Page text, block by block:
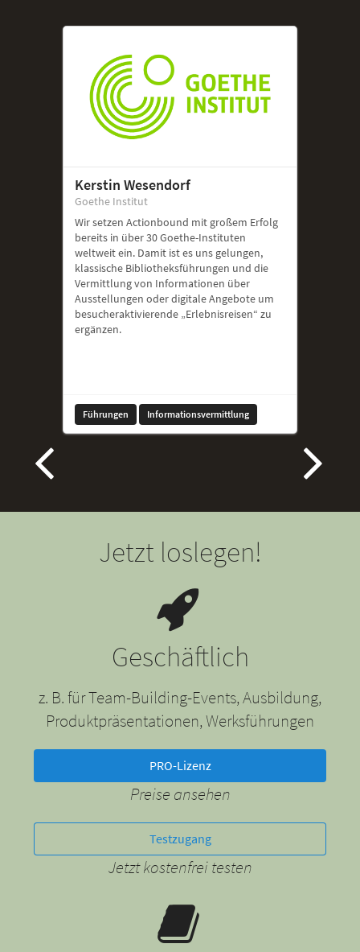
Kerstin Wesendorf
Goethe Institut
Wir setzen Actionbound mit großem Erfolg
bereits in über 30 Goethe-Instituten
weltweit ein. Damit ist es uns gelungen,
klassische Bibliotheksführungen und die
Vermittlung von Informationen über
Ausstellungen oder digitale Angebote um
besucheraktivierende „Erlebnisreisen“ zu
ergänzen.
Führungen Informationsvermittlung
Jetzt loslegen!
Geschäftlich
z. B. für Team-Building-Events, Ausbildung,
Produktpräsentationen, Werksführungen
PRO-Lizenz
Preise ansehen
Testzugang
Jetzt kostenfrei testen